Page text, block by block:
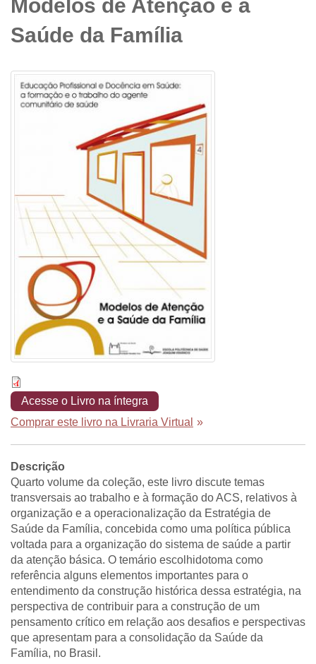
Modelos de Atenção e a
Saúde da Família
Acesse o Livro na íntegra
Comprar este livro na Livraria Virtual »
Descrição
Quarto volume da coleção, este livro discute temas
transversais ao trabalho e à formação do ACS, relativos à
organização e a operacionalização da Estratégia de
Saúde da Família, concebida como uma política pública
voltada para a organização do sistema de saúde a partir
da atenção básica. O temário escolhidotoma como
referência alguns elementos importantes para o
entendimento da construção histórica dessa estratégia, na
perspectiva de contribuir para a construção de um
pensamento crítico em relação aos desafios e perspectivas
que apresentam para a consolidação da Saúde da
Família, no Brasil.